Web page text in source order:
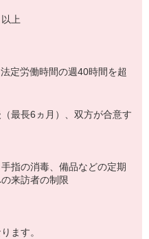
上
定労働時間の週40時間を超
最長6ヵ月）、双方が合意す
指の消毒、備品などの定期
来訪者の制限
ます。